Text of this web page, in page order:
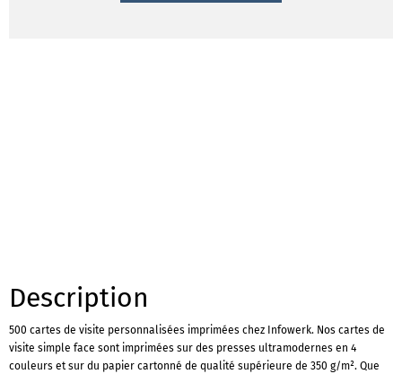
Description
500 cartes de visite personnalisées imprimées chez Infowerk. Nos cartes de
visite simple face sont imprimées sur des presses ultramodernes en 4
couleurs et sur du papier cartonné de qualité supérieure de 350 g/m². Que